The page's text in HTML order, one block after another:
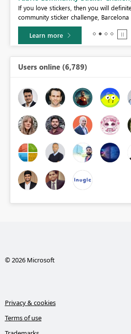
If you love stickers, then you will
community sticker challenge,
Learn more
Users online (6,789)
© 2026 Microsoft
Privacy & cookies
Terms of use